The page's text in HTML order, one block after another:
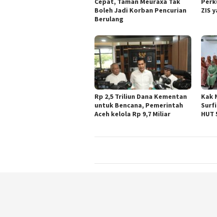
Boleh Jadi Korban Pencurian
Berulang
ZIS
Rp 2,5 Triliun Dana Kementan
untuk Bencana, Pemerintah
Aceh kelola Rp 9,7 Miliar
Kak
HUT